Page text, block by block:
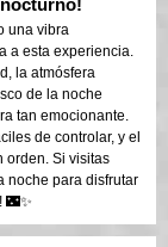
una vibra
a esta experiencia.
la atmósfera
de la noche
tan emocionante.
de controlar, y el
orden. Si visitas
noche para disfrutar